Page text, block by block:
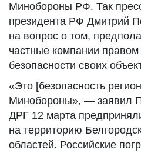
Минобороны РФ. Так
президента РФ Дмитрий
на вопрос о том,
частные компании правом
безопасности своих
«Это [безопасность
Минобороны», — заявил
ДРГ 12 марта
на территорию
областей. Российские